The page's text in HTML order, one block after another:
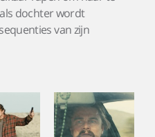
dochter wordt
van zijn